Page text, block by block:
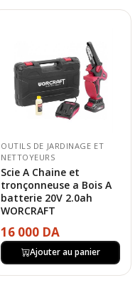
OUTILS DE JARDINAGE ET
NETTOYEURS
Scie A Chaine et
tronçonneuse a Bois A
batterie 20V 2.0ah
WORCRAFT
16 000 DA
Ajouter au panier